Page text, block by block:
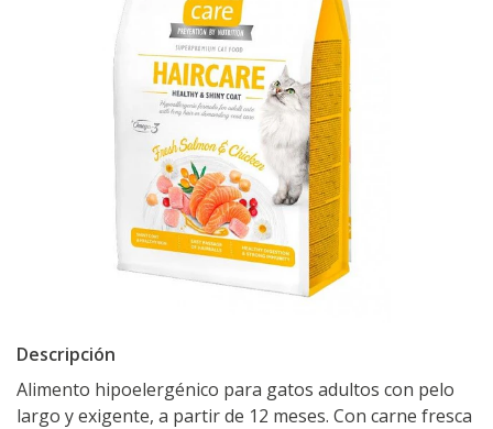
Descripción
Alimento hipoelergénico para gatos adultos con pelo
largo y exigente, a partir de 12 meses. Con carne fresca